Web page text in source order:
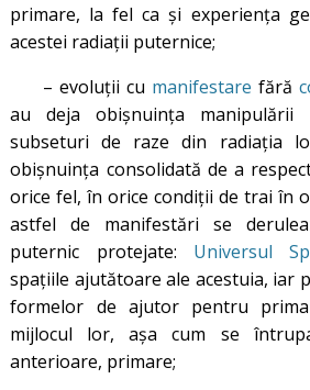
primare, la fel ca și experiența
acestei radiații puternice;
– evoluții cu manifestare fără
au deja obișnuința
subseturi de raze din radiația
obișnuința consolidată de a
orice fel, în orice condiții de trai în
astfel de manifestări se
puternic protejate: Universul
spațiile ajutătoare ale acestuia, iar
formelor de ajutor pentru
mijlocul lor, așa cum se
anterioare, primare;